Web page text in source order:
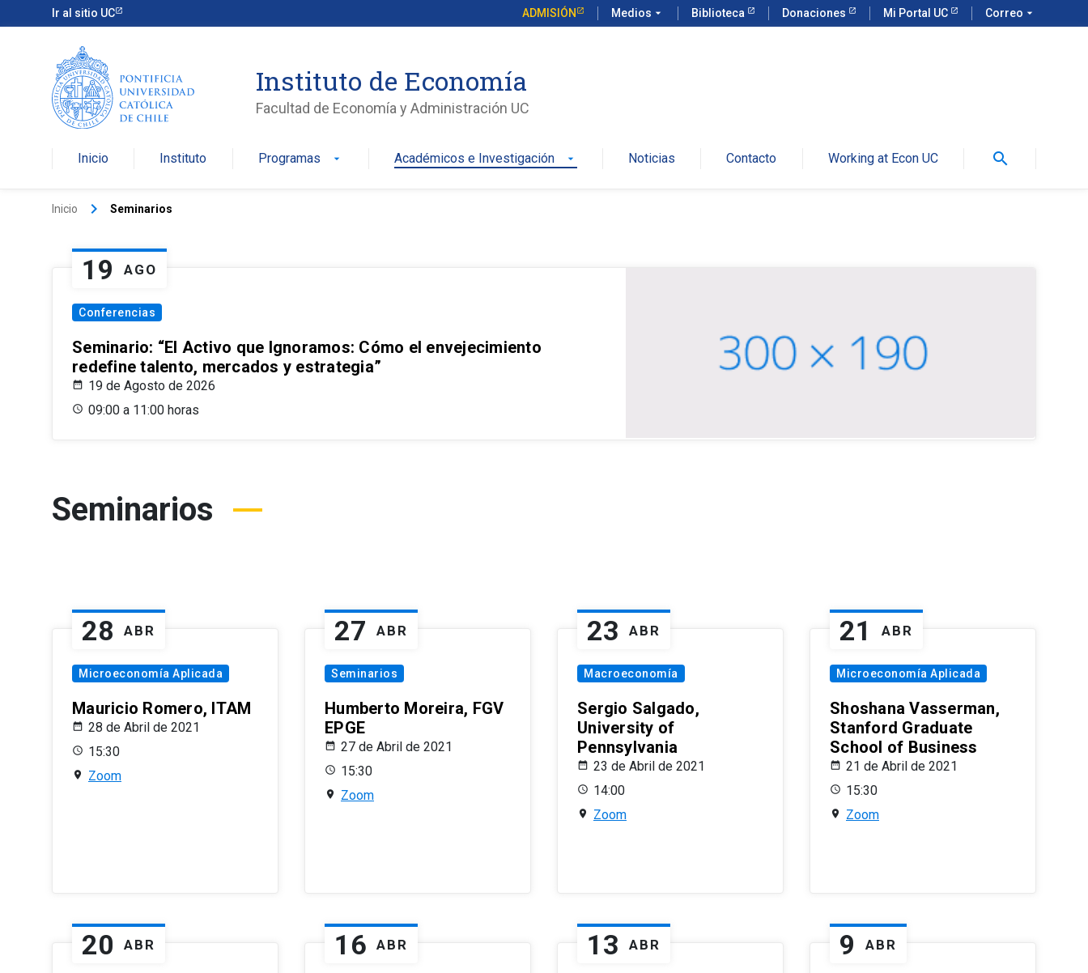
Ir al sitio UC ADMISIÓN Medios arrow_drop_down Biblioteca Donaciones Mi Portal UC Correo arrow_drop_down
Instituto de Economía
Facultad de Economía y Administración UC
Inicio Instituto Programas arrow_drop_down Académicos e Investigación arrow_drop_down Noticias Contacto Working at Econ UC search
Inicio keyboard_arrow_right Seminarios
19 AGO
Conferencias
Seminario: “El Activo que Ignoramos: Cómo el envejecimiento
redefine talento, mercados y estrategia”
19 de Agosto de 2026
09:00 a 11:00 horas
Seminarios
28 ABR
Microeconomía Aplicada
Mauricio Romero, ITAM
28 de Abril de 2021
15:30
Zoom
27 ABR
Seminarios
Humberto Moreira, FGV
EPGE
27 de Abril de 2021
15:30
Zoom
23 ABR
Macroeconomía
Sergio Salgado,
University of
Pennsylvania
23 de Abril de 2021
14:00
Zoom
21 ABR
Microeconomía Aplicada
Shoshana Vasserman,
Stanford Graduate
School of Business
21 de Abril de 2021
15:30
Zoom
20 ABR 16 ABR 13 ABR 9 ABR